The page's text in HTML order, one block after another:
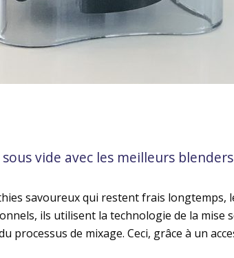
vide avec les meilleurs
savoureux qui restent frais longtemps,
ils utilisent la technologie de la mise
processus de mixage. Ceci, grâce à un